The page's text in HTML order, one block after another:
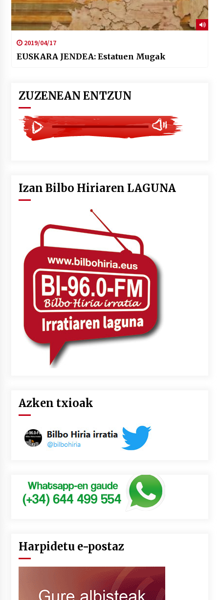
2019/04/17
EUSKARA JENDEA: Estatuen Mugak
ZUZENEAN ENTZUN
Izan Bilbo Hiriaren LAGUNA
Azken txioak
Harpidetu e-postaz